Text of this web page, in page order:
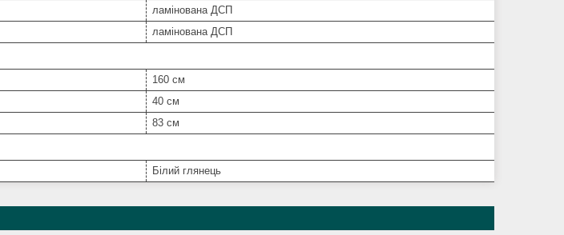
ламінована ДСП
ламінована ДСП
160 см
40 см
83 см
Білий глянець